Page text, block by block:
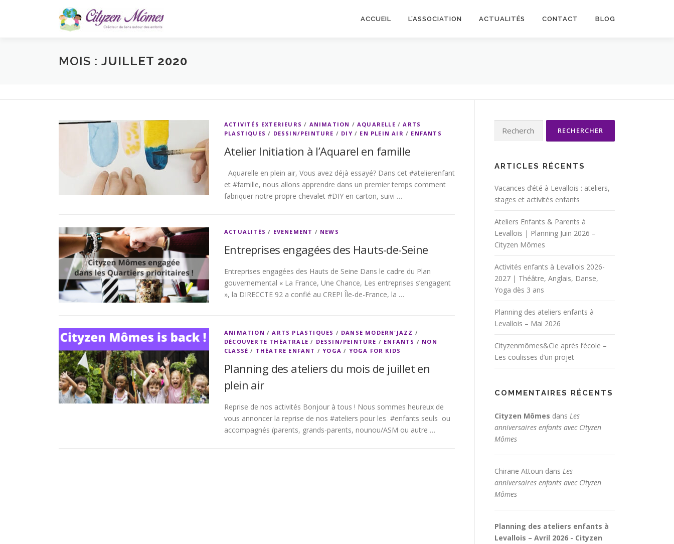
ACCUEIL L’ASSOCIATION ACTUALITÉS CONTACT BLOG
MOIS : JUILLET 2020
ACTIVITÉS EXTERIEURS / ANIMATION /AQUARELLE /ARTS
PLASTIQUES / DESSIN/PEINTURE / DIY / EN PLEIN AIR / ENFANTS
Atelier Initiation à l’Aquarel en famille
Aquarelle en plein air, Vous avez déjà essayé? Dans cet #atelierenfant
et #famille, nous allons apprendre dans un premier temps comment
fabriquer notre propre chevalet #DIY en carton, suivi …
ACTUALITÉS / EVENEMENT / NEWS
Entreprises engagées des Hauts-de-Seine
Entreprises engagées des Hauts de Seine Dans le cadre du Plan
gouvernemental « La France, Une Chance, Les entreprises s’engagent
», la DIRECCTE 92 a confié au CREPI Île-de-France, la …
ANIMATION /ARTS PLASTIQUES / DANSE MODERN'JAZZ /
DÉCOUVERTE THÉATRALE / DESSIN/PEINTURE / ENFANTS / NON
CLASSÉ / THÉATRE ENFANT /YOGA / YOGA FOR KIDS
Planning des ateliers du mois de juillet en
plein air
Reprise de nos activités Bonjour à tous ! Nous sommes heureux de
vous annoncer la reprise de nos #ateliers pour les #enfants seuls ou
accompagnés (parents, grands-parents, nounou/ASM ou autre …
ARTICLES RÉCENTS
Vacances d’été à Levallois : ateliers,
stages et activités enfants
Ateliers Enfants & Parents à
Levallois | Planning Juin 2026 –
Cityzen Mômes
Activités enfants à Levallois 2026-
2027 | Théâtre, Anglais, Danse,
Yoga dès 3 ans
Planning des ateliers enfants à
Levallois – Mai 2026
Cityzenmômes&Cie après l’école –
Les coulisses d’un projet
COMMENTAIRES RÉCENTS
Cityzen Mômes dans Les
anniversaires enfants avec Cityzen
Mômes
Chirane Attoun dans Les
anniversaires enfants avec Cityzen
Mômes
Planning des ateliers enfants à
Levallois – Avril 2026 - Cityzen